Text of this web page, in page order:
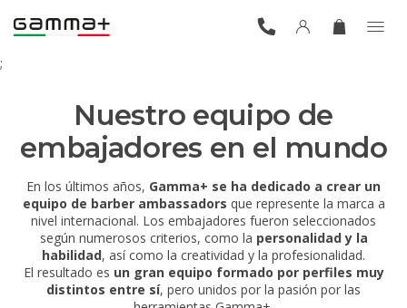
;
Nuestro equipo de
embajadores en el mundo
En los últimos años, Gamma+ se ha dedicado a crear un
equipo de barber ambassadors que represente la marca a
nivel internacional. Los embajadores fueron seleccionados
según numerosos criterios, como la personalidad y la
habilidad, así como la creatividad y la profesionalidad.
El resultado es un gran equipo formado por perfiles muy
distintos entre sí, pero unidos por la pasión por las